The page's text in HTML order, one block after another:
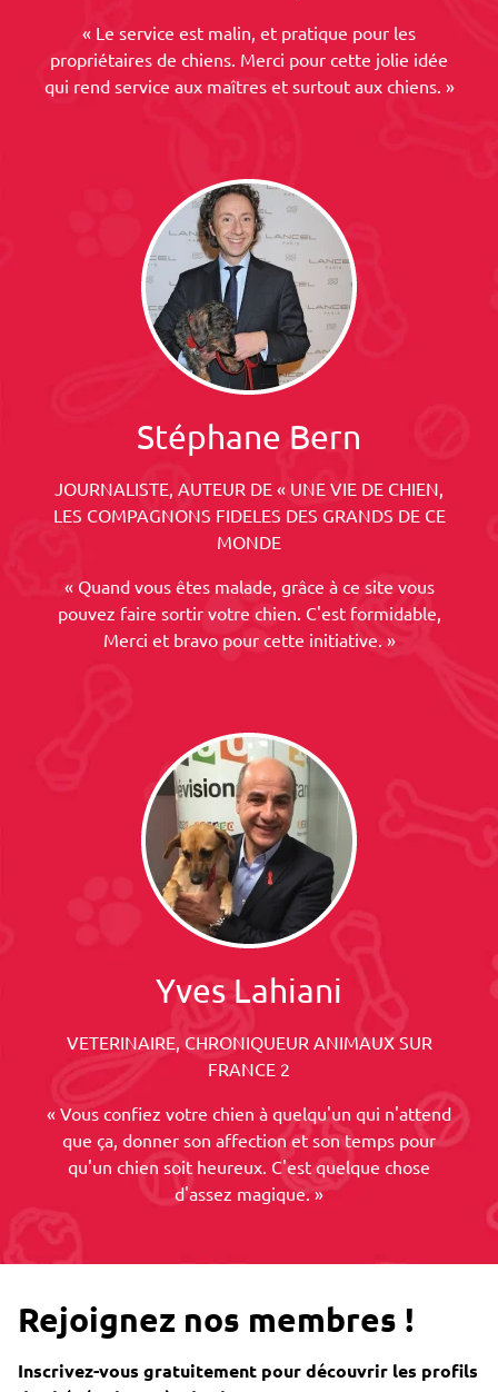
« Le service est malin, et pratique pour les
propriétaires de chiens. Merci pour cette jolie idée
qui rend service aux maîtres et surtout aux chiens. »
Stéphane Bern
JOURNALISTE, AUTEUR DE « UNE VIE DE CHIEN,
LES COMPAGNONS FIDELES DES GRANDS DE CE
MONDE
« Quand vous êtes malade, grâce à ce site vous
pouvez faire sortir votre chien. C'est formidable,
Merci et bravo pour cette initiative. »
Yves Lahiani
VETERINAIRE, CHRONIQUEUR ANIMAUX SUR
FRANCE 2
« Vous confiez votre chien à quelqu'un qui n'attend
que ça, donner son affection et son temps pour
qu'un chien soit heureux. C'est quelque chose
d'assez magique. »
Rejoignez nos membres !
Inscrivez-vous gratuitement pour découvrir les profils